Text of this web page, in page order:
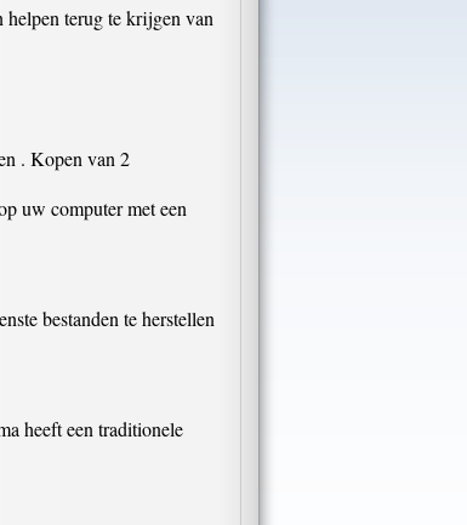
terug te krijgen van
. Kopen van 2
uw computer met een
bestanden te herstellen
heeft een traditionele